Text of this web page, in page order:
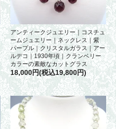
アンティークジュエリー｜コスチュ
ームジュエリー｜ネックレス｜紫
パープル｜クリスタルガラス｜アー
ルデコ｜1930年頃｜クランベリー
カラーの素敵なカットグラス
18,000円(税込19,800円)